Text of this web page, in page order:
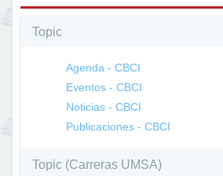
Topic
Agenda - CBCI
Eventos - CBCI
Noticias - CBCI
Publicaciones - CBCI
Topic (Carreras UMSA)